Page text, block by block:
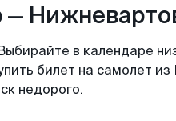
в календаре
билет на самолет
недорого.